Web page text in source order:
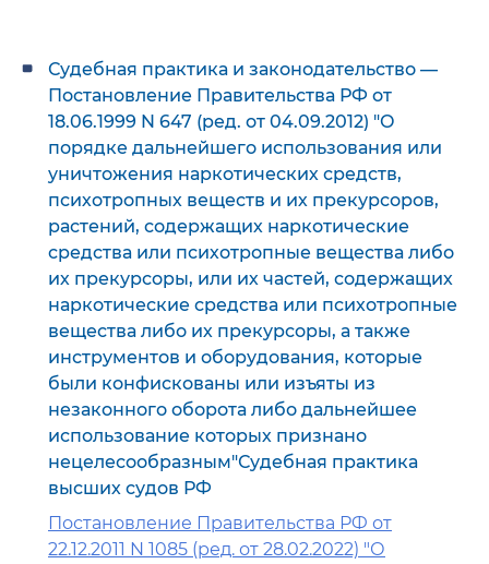
Судебная практика и законодательство —
Постановление Правительства РФ от
18.06.1999 N 647 (ред. от 04.09.2012) "О
порядке дальнейшего использования или
уничтожения наркотических средств,
психотропных веществ и их прекурсоров,
растений, содержащих наркотические
средства или психотропные вещества либо
их прекурсоры, или их частей, содержащих
наркотические средства или психотропные
вещества либо их прекурсоры, а также
инструментов и оборудования, которые
были конфискованы или изъяты из
незаконного оборота либо дальнейшее
использование которых признано
нецелесообразным"Судебная практика
высших судов РФ
Постановление Правительства РФ от
22.12.2011 N 1085 (ред. от 28.02.2022) "О